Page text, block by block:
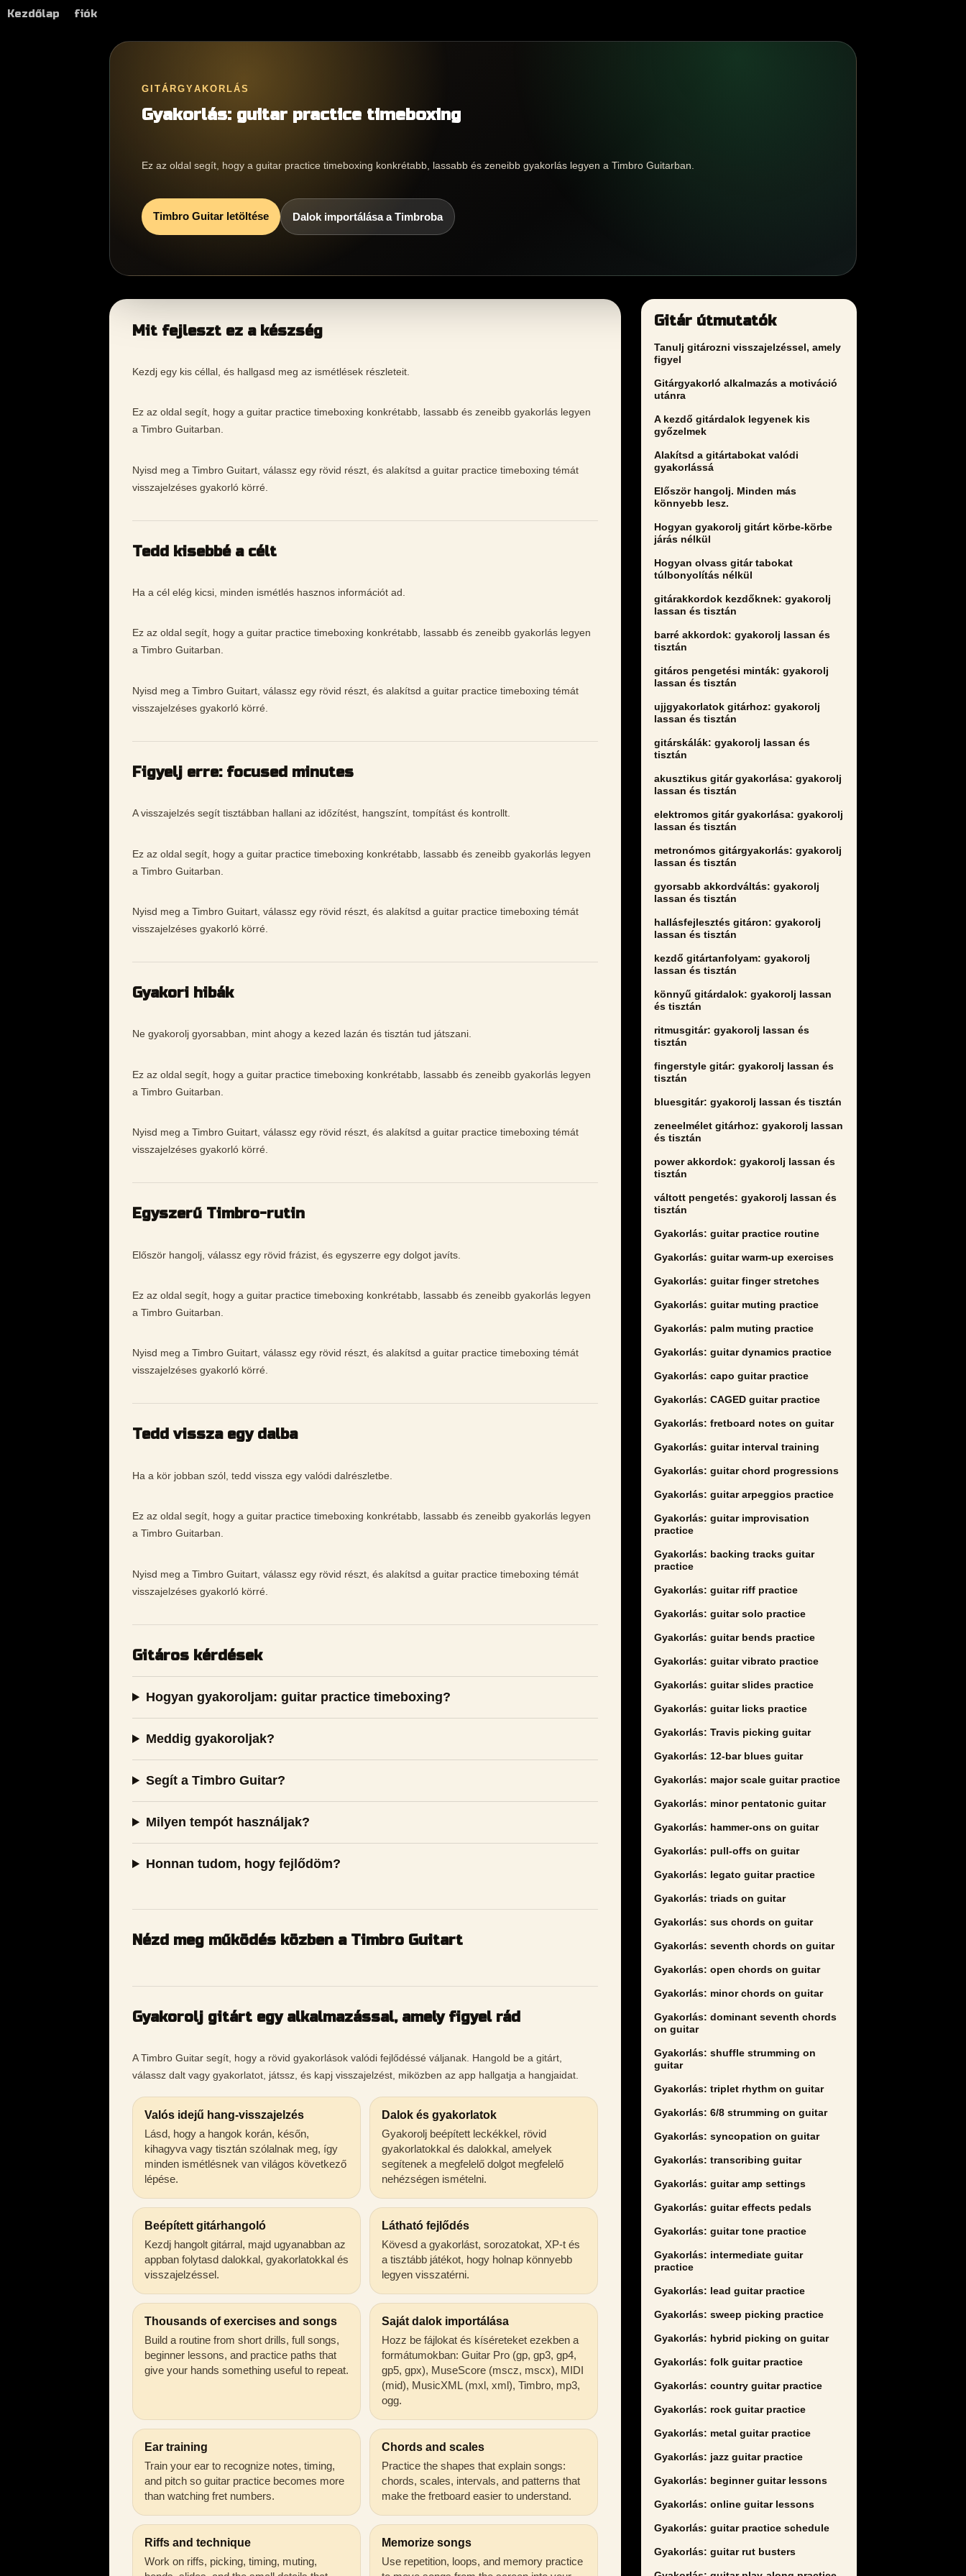
Kezdőlap fiók
GITÁRGYAKORLÁS
Gyakorlás: guitar practice timeboxing
Ez az oldal segít, hogy a guitar practice timeboxing konkrétabb, lassabb és zeneibb gyakorlás legyen a Timbro Guitarban.
Timbro Guitar letöltése Dalok importálása a Timbroba
Mit fejleszt ez a készség
Kezdj egy kis céllal, és hallgasd meg az ismétlések részleteit.
Ez az oldal segít, hogy a guitar practice timeboxing konkrétabb, lassabb és zeneibb gyakorlás legyen
a Timbro Guitarban.
Nyisd meg a Timbro Guitart, válassz egy rövid részt, és alakítsd a guitar practice timeboxing témát
visszajelzéses gyakorló körré.
Tedd kisebbé a célt
Ha a cél elég kicsi, minden ismétlés hasznos információt ad.
Ez az oldal segít, hogy a guitar practice timeboxing konkrétabb, lassabb és zeneibb gyakorlás legyen
a Timbro Guitarban.
Nyisd meg a Timbro Guitart, válassz egy rövid részt, és alakítsd a guitar practice timeboxing témát
visszajelzéses gyakorló körré.
Figyelj erre: focused minutes
A visszajelzés segít tisztábban hallani az időzítést, hangszínt, tompítást és kontrollt.
Ez az oldal segít, hogy a guitar practice timeboxing konkrétabb, lassabb és zeneibb gyakorlás legyen
a Timbro Guitarban.
Nyisd meg a Timbro Guitart, válassz egy rövid részt, és alakítsd a guitar practice timeboxing témát
visszajelzéses gyakorló körré.
Gyakori hibák
Ne gyakorolj gyorsabban, mint ahogy a kezed lazán és tisztán tud játszani.
Ez az oldal segít, hogy a guitar practice timeboxing konkrétabb, lassabb és zeneibb gyakorlás legyen
a Timbro Guitarban.
Nyisd meg a Timbro Guitart, válassz egy rövid részt, és alakítsd a guitar practice timeboxing témát
visszajelzéses gyakorló körré.
Egyszerű Timbro-rutin
Először hangolj, válassz egy rövid frázist, és egyszerre egy dolgot javíts.
Ez az oldal segít, hogy a guitar practice timeboxing konkrétabb, lassabb és zeneibb gyakorlás legyen
a Timbro Guitarban.
Nyisd meg a Timbro Guitart, válassz egy rövid részt, és alakítsd a guitar practice timeboxing témát
visszajelzéses gyakorló körré.
Tedd vissza egy dalba
Ha a kör jobban szól, tedd vissza egy valódi dalrészletbe.
Ez az oldal segít, hogy a guitar practice timeboxing konkrétabb, lassabb és zeneibb gyakorlás legyen
a Timbro Guitarban.
Nyisd meg a Timbro Guitart, válassz egy rövid részt, és alakítsd a guitar practice timeboxing témát
visszajelzéses gyakorló körré.
Gitáros kérdések
Hogyan gyakoroljam: guitar practice timeboxing?
Meddig gyakoroljak?
Segít a Timbro Guitar?
Milyen tempót használjak?
Honnan tudom, hogy fejlődöm?
Nézd meg működés közben a Timbro Guitart
Gyakorolj gitárt egy alkalmazással, amely figyel rád
A Timbro Guitar segít, hogy a rövid gyakorlások valódi fejlődéssé váljanak. Hangold be a gitárt,
válassz dalt vagy gyakorlatot, játssz, és kapj visszajelzést, miközben az app hallgatja a hangjaidat.
Valós idejű hang-visszajelzés
Lásd, hogy a hangok korán, későn,
kihagyva vagy tisztán szólalnak meg, így
minden ismétlésnek van világos következő
lépése.
Dalok és gyakorlatok
Gyakorolj beépített leckékkel, rövid
gyakorlatokkal és dalokkal, amelyek
segítenek a megfelelő dolgot megfelelő
nehézségen ismételni.
Beépített gitárhangoló
Kezdj hangolt gitárral, majd ugyanabban az
appban folytasd dalokkal, gyakorlatokkal és
visszajelzéssel.
Látható fejlődés
Kövesd a gyakorlást, sorozatokat, XP-t és
a tisztább játékot, hogy holnap könnyebb
legyen visszatérni.
Thousands of exercises and songs
Build a routine from short drills, full songs,
beginner lessons, and practice paths that
give your hands something useful to repeat.
Saját dalok importálása
Hozz be fájlokat és kíséreteket ezekben a
formátumokban: Guitar Pro (gp, gp3, gp4,
gp5, gpx), MuseScore (mscz, mscx), MIDI
(mid), MusicXML (mxl, xml), Timbro, mp3,
ogg.
Ear training
Train your ear to recognize notes, timing,
and pitch so guitar practice becomes more
than watching fret numbers.
Chords and scales
Practice the shapes that explain songs:
chords, scales, intervals, and patterns that
make the fretboard easier to understand.
Riffs and technique
Work on riffs, picking, timing, muting,
Memorize songs
Use repetition, loops, and memory practice
Gitár útmutatók
Tanulj gitározni visszajelzéssel, amely
figyel
Gitárgyakorló alkalmazás a motiváció
utánra
A kezdő gitárdalok legyenek kis
győzelmek
Alakítsd a gitártabokat valódi
gyakorlássá
Először hangolj. Minden más
könnyebb lesz.
Hogyan gyakorolj gitárt körbe-körbe
járás nélkül
Hogyan olvass gitár tabokat
túlbonyolítás nélkül
gitárakkordok kezdőknek: gyakorolj
lassan és tisztán
barré akkordok: gyakorolj lassan és
tisztán
gitáros pengetési minták: gyakorolj
lassan és tisztán
ujjgyakorlatok gitárhoz: gyakorolj
lassan és tisztán
gitárskálák: gyakorolj lassan és
tisztán
akusztikus gitár gyakorlása: gyakorolj
lassan és tisztán
elektromos gitár gyakorlása: gyakorolj
lassan és tisztán
metronómos gitárgyakorlás: gyakorolj
lassan és tisztán
gyorsabb akkordváltás: gyakorolj
lassan és tisztán
hallásfejlesztés gitáron: gyakorolj
lassan és tisztán
kezdő gitártanfolyam: gyakorolj
lassan és tisztán
könnyű gitárdalok: gyakorolj lassan
és tisztán
ritmusgitár: gyakorolj lassan és
tisztán
fingerstyle gitár: gyakorolj lassan és
tisztán
bluesgitár: gyakorolj lassan és tisztán
zeneelmélet gitárhoz: gyakorolj lassan
és tisztán
power akkordok: gyakorolj lassan és
tisztán
váltott pengetés: gyakorolj lassan és
tisztán
Gyakorlás: guitar practice routine
Gyakorlás: guitar warm-up exercises
Gyakorlás: guitar finger stretches
Gyakorlás: guitar muting practice
Gyakorlás: palm muting practice
Gyakorlás: guitar dynamics practice
Gyakorlás: capo guitar practice
Gyakorlás: CAGED guitar practice
Gyakorlás: fretboard notes on guitar
Gyakorlás: guitar interval training
Gyakorlás: guitar chord progressions
Gyakorlás: guitar arpeggios practice
Gyakorlás: guitar improvisation
practice
Gyakorlás: backing tracks guitar
practice
Gyakorlás: guitar riff practice
Gyakorlás: guitar solo practice
Gyakorlás: guitar bends practice
Gyakorlás: guitar vibrato practice
Gyakorlás: guitar slides practice
Gyakorlás: guitar licks practice
Gyakorlás: Travis picking guitar
Gyakorlás: 12-bar blues guitar
Gyakorlás: major scale guitar practice
Gyakorlás: minor pentatonic guitar
Gyakorlás: hammer-ons on guitar
Gyakorlás: pull-offs on guitar
Gyakorlás: legato guitar practice
Gyakorlás: triads on guitar
Gyakorlás: sus chords on guitar
Gyakorlás: seventh chords on guitar
Gyakorlás: open chords on guitar
Gyakorlás: minor chords on guitar
Gyakorlás: dominant seventh chords
on guitar
Gyakorlás: shuffle strumming on
guitar
Gyakorlás: triplet rhythm on guitar
Gyakorlás: 6/8 strumming on guitar
Gyakorlás: syncopation on guitar
Gyakorlás: transcribing guitar
Gyakorlás: guitar amp settings
Gyakorlás: guitar effects pedals
Gyakorlás: guitar tone practice
Gyakorlás: intermediate guitar
practice
Gyakorlás: lead guitar practice
Gyakorlás: sweep picking practice
Gyakorlás: hybrid picking on guitar
Gyakorlás: folk guitar practice
Gyakorlás: country guitar practice
Gyakorlás: rock guitar practice
Gyakorlás: metal guitar practice
Gyakorlás: jazz guitar practice
Gyakorlás: beginner guitar lessons
Gyakorlás: online guitar lessons
Gyakorlás: guitar practice schedule
Gyakorlás: guitar rut busters